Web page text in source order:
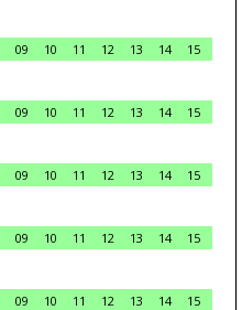
09 10 11 12 13 14
15
09 10 11 12 13 14
15
09 10 11 12 13 14
15
09 10 11 12 13 14
15
09 10 11 12 13 14
15